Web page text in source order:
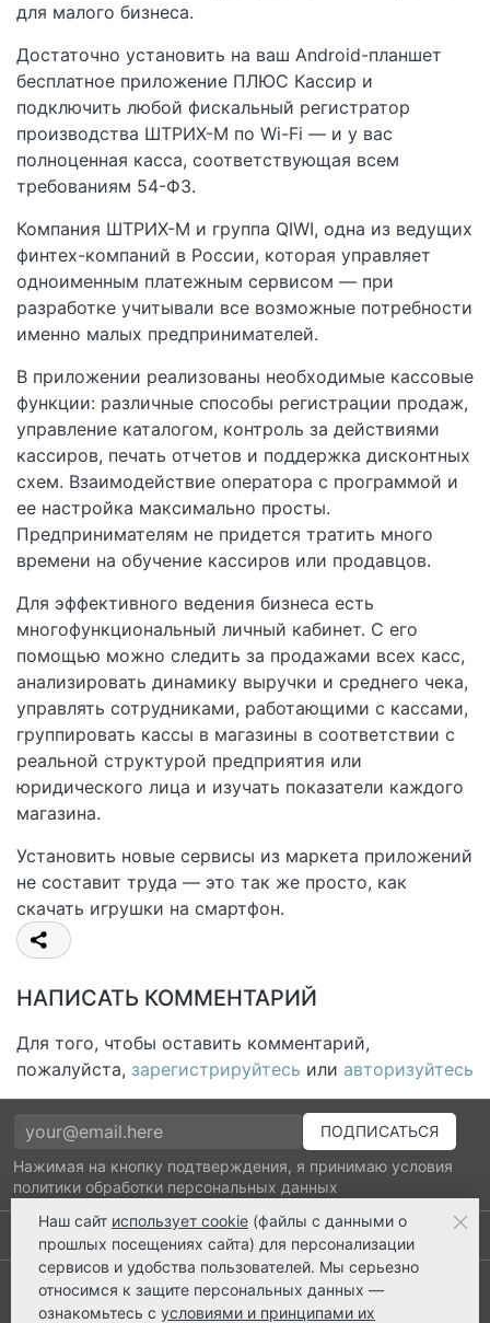
для малого бизнеса.
Достаточно установить на ваш Android-планшет
бесплатное приложение ПЛЮС Кассир и
подключить любой фискальный регистратор
производства ШТРИХ-М по Wi-Fi — и у вас
полноценная касса, соответствующая всем
требованиям 54-ФЗ.
Компания ШТРИХ-М и группа QIWI, одна из ведущих
финтех-компаний в России, которая управляет
одноименным платежным сервисом — при
разработке учитывали все возможные потребности
именно малых предпринимателей.
В приложении реализованы необходимые кассовые
функции: различные способы регистрации продаж,
управление каталогом, контроль за действиями
кассиров, печать отчетов и поддержка дисконтных
схем. Взаимодействие оператора с программой и
ее настройка максимально просты.
Предпринимателям не придется тратить много
времени на обучение кассиров или продавцов.
Для эффективного ведения бизнеса есть
многофункциональный личный кабинет. С его
помощью можно следить за продажами всех касс,
анализировать динамику выручки и среднего чека,
управлять сотрудниками, работающими с кассами,
группировать кассы в магазины в соответствии с
реальной структурой предприятия или
юридического лица и изучать показатели каждого
магазина.
Установить новые сервисы из маркета приложений
не составит труда — это так же просто, как
скачать игрушки на смартфон.
НАПИСАТЬ КОММЕНТАРИЙ
Для того, чтобы оставить комментарий,
пожалуйста, зарегистрируйтесь или авторизуйтесь
Нажимая на кнопку подтверждения, я принимаю условия
политики обработки персональных данных
Выполнено заказов: 52530
8 800 2018-054
ts@ts21.ru
Наш сайт использует cookie (файлы с данными о
прошлых посещениях сайта) для персонализации
сервисов и удобства пользователей. Мы серьезно
относимся к защите персональных данных —
ознакомьтесь с условиями и принципами их